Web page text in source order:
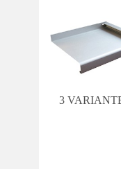
3